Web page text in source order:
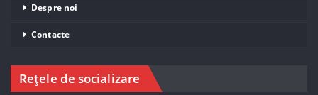
Despre noi
Contacte
Rețele de socializare